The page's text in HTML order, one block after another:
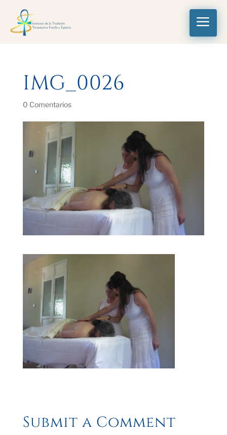
a
IMG_0026
0 Comentarios
Submit a Comment